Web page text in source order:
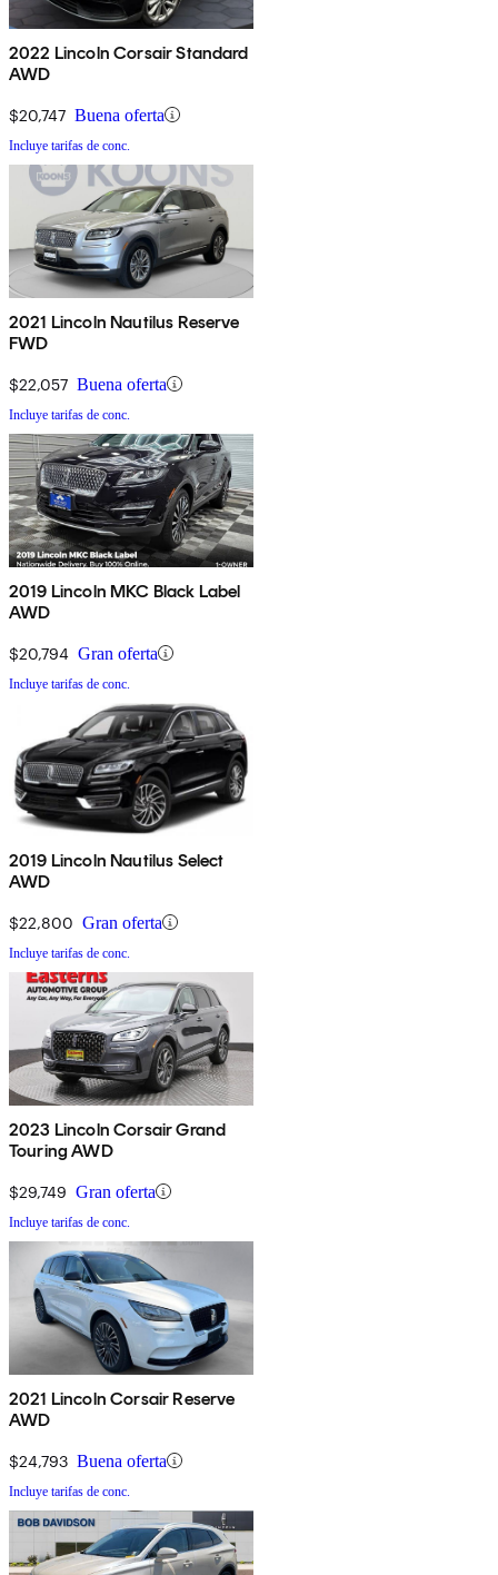
2022 Lincoln Corsair Standard
AWD
$20,747 Buena oferta
Incluye tarifas de conc.
2021 Lincoln Nautilus Reserve
FWD
$22,057 Buena oferta
Incluye tarifas de conc.
2019 Lincoln MKC Black Label
AWD
$20,794 Gran oferta
Incluye tarifas de conc.
2019 Lincoln Nautilus Select
AWD
$22,800 Gran oferta
Incluye tarifas de conc.
2023 Lincoln Corsair Grand
Touring AWD
$29,749 Gran oferta
Incluye tarifas de conc.
2021 Lincoln Corsair Reserve
AWD
$24,793 Buena oferta
Incluye tarifas de conc.